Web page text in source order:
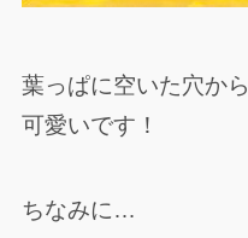
葉っぱに空いた穴か
可愛いです！
ちなみに…